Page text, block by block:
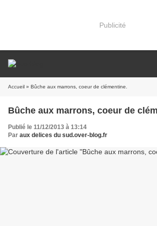
Publicité
Accueil » Bûche aux marrons, coeur de clémentine.
Bûche aux marrons, coeur de
Publié le 11/12/2013 à 13:14
Par aux delices du sud.over-blog.fr